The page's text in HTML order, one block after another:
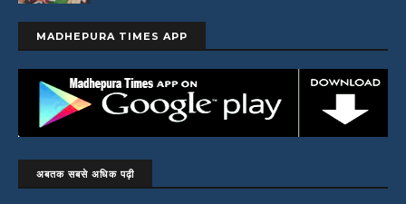
MADHEPURA TIMES APP
अबतक सबसे अधिक पढ़ी